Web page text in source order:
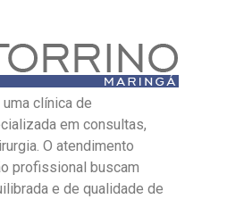
clínica de
em consultas,
O atendimento
profissional buscam
e de qualidade de